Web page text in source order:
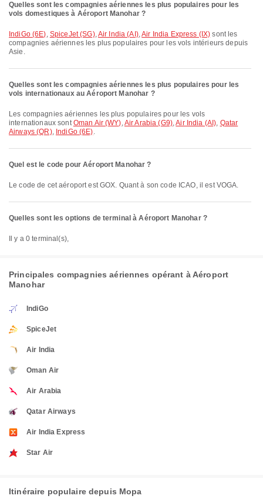
Quelles sont les compagnies aériennes les plus populaires pour les
vols domestiques à Aéroport Manohar ?
IndiGo (6E), SpiceJet (SG),Air India (AI),Air India Express (IX) sont les
compagnies aériennes les plus populaires pour les vols intérieurs depuis
Asie.
Quelles sont les compagnies aériennes les plus populaires pour les
vols internationaux au Aéroport Manohar ?
Les compagnies aériennes les plus populaires pour les vols
internationaux sontOman Air (WY),Air Arabia (G9),Air India (AI), Qatar
Airways (QR), IndiGo (6E).
Quel est le code pour Aéroport Manohar ?
Le code de cet aéroport est GOX. Quant à son code ICAO, il est VOGA.
Quelles sont les options de terminal à Aéroport Manohar ?
Il y a 0 terminal(s),
Principales compagnies aériennes opérant à Aéroport
Manohar
IndiGo
SpiceJet
Air India
Oman Air
Air Arabia
Qatar Airways
Air India Express
Star Air
Itinéraire populaire depuis Mopa